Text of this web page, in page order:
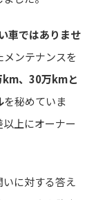
車ではありませ
ンテナンスを
km、30万kmと
を秘めていま
上にオーナー
に対する答え